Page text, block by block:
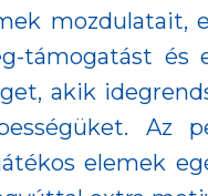
mozdulatait,
támogatást és
akik
elemek